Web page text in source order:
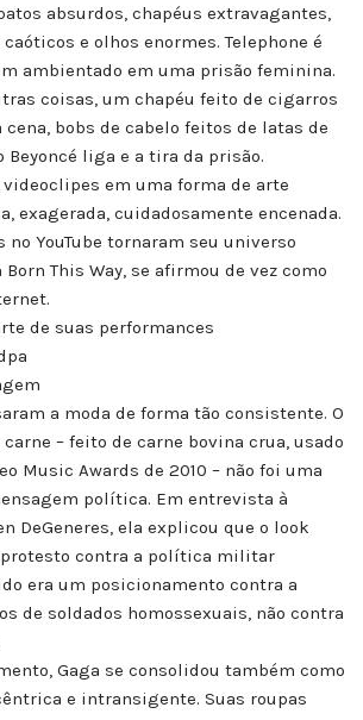
absurdos, chapéus extravagantes,
e olhos enormes. Telephone é
ambientado em uma prisão feminina.
coisas, um chapéu feito de cigarros
cena, bobs de cabelo feitos de latas de
Beyoncé liga e a tira da prisão.
em uma forma de arte
exagerada, cuidadosamente encenada.
YouTube tornaram seu universo
This Way, se afirmou de vez como
de suas performances
a moda de forma tão consistente. O
– feito de carne bovina crua, usado
Music Awards de 2010 – não foi uma
política. Em entrevista à
DeGeneres, ela explicou que o look
contra a política militar
era um posicionamento contra a
de soldados homossexuais, não contra
Gaga se consolidou também como
e intransigente. Suas roupas